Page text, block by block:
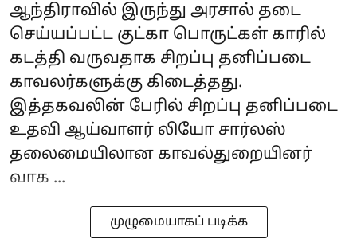
ஆந்திராவில் இருந்து அரசால் தடை
செய்யப்பட்ட குட்கா பொருட்கள் காரில்
கடத்தி வருவதாக சிறப்பு தனிப்படை
காவலர்களுக்கு கிடைத்தது.
இத்தகவலின் பேரில் சிறப்பு தனிப்படை
உதவி ஆய்வாளர் லியோ சார்லஸ்
தலைமையிலான காவல்துறையினர்
வாக ...
முழுமையாகப் படிக்க